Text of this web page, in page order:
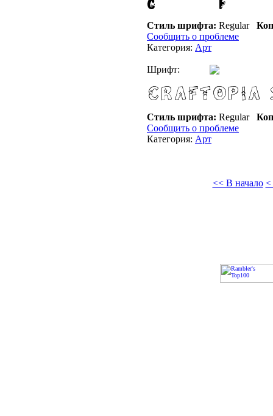
Стиль шрифта: Regular
Сообщить о проблеме
Категория: Арт
Шрифт:
Стиль шрифта: Regular
Сообщить о проблеме
Категория: Арт
<< В начало <